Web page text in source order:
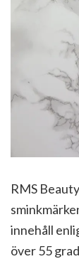
RMS
innehåll
över 55